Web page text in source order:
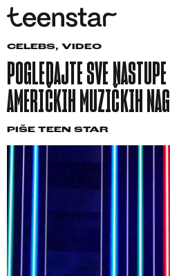
CELEBS, VIDEO
POGLEDAJTE SVE
AMERIČKIH MUZIČKIH
PIŠE TEEN STAR